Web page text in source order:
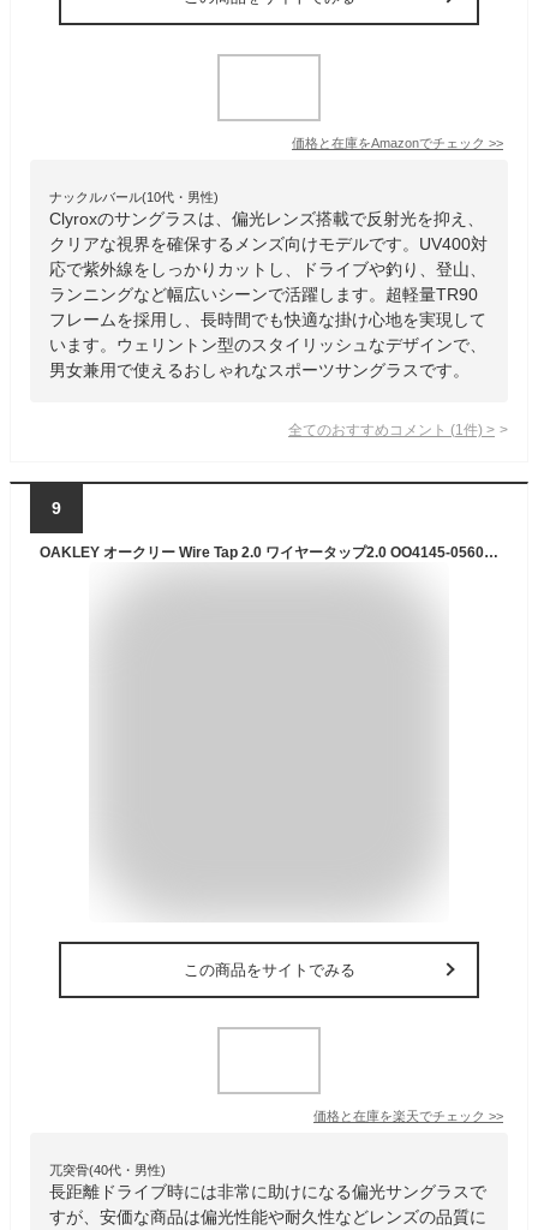
価格と在庫をAmazonでチェック >>
ナックルバール(10代・男性)
Clyroxのサングラスは、偏光レンズ搭載で反射光を抑え、
クリアな視界を確保するメンズ向けモデルです。UV400対
応で紫外線をしっかりカットし、ドライブや釣り、登山、
ランニングなど幅広いシーンで活躍します。超軽量TR90
フレームを採用し、長時間でも快適な掛け心地を実現して
います。ウェリントン型のスタイリッシュなデザインで、
男女兼用で使えるおしゃれなスポーツサングラスです。
全てのおすすめコメント (1 件) >
9
OAKLEY オークリー Wire Tap 2.0 ワイヤータップ2.0 OO4145-0560 【 日本正規品 サングラス 海 アウトドア PRIZM 偏光レンズ 】 【 SS2506S 】
この商品をサイトでみる
価格と在庫を楽天でチェック >>
兀突骨(40代・男性)
長距離ドライブ時には非常に助けになる偏光サングラスで
すが、安価な商品は偏光性能や耐久性などレンズの品質に